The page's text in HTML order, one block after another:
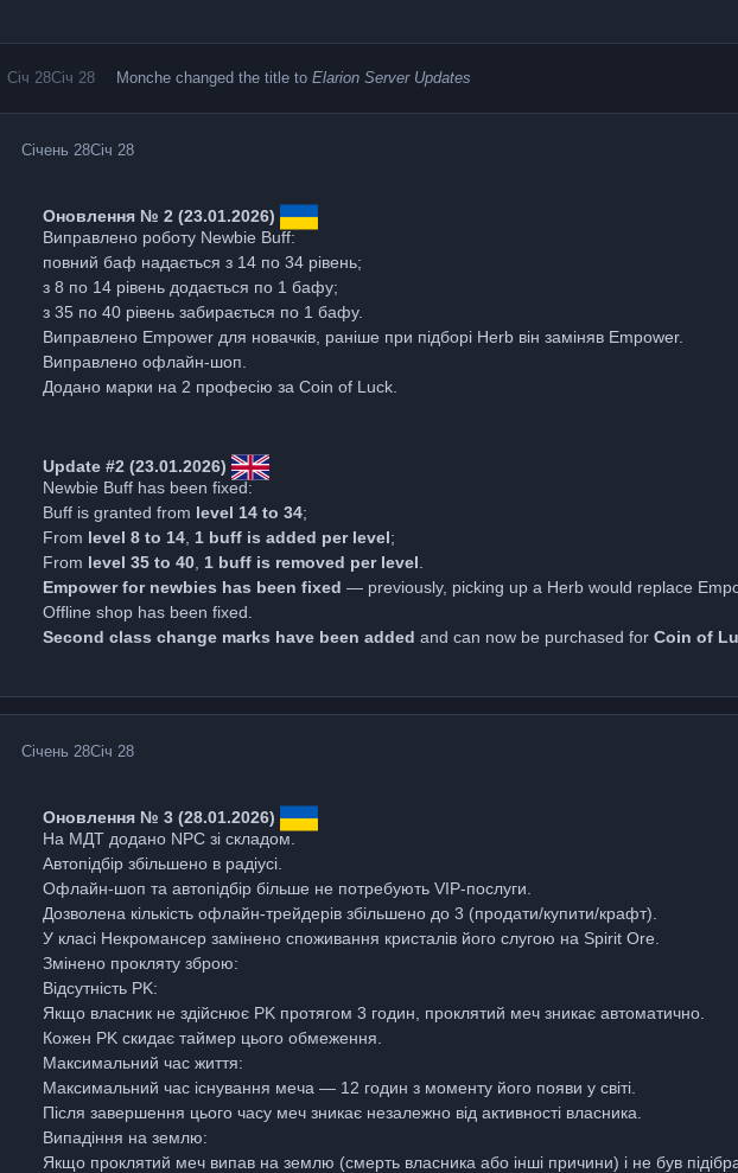
Січ 28Січ 28 Monche changed the title to Elarion Server Updates
Січень 28Січ 28
Оновлення № 2 (23.01.2026)
Виправлено роботу Newbie Buff:
повний баф надається з 14 по 34 рівень;
з 8 по 14 рівень додається по 1 бафу;
з 35 по 40 рівень забирається по 1 бафу.
Виправлено Empower для новачків, раніше при підборі Herb він заміняв Empower.
Виправлено офлайн-шоп.
Додано марки на 2 професію за Coin of Luck.
Update #2 (23.01.2026)
Newbie Buff has been fixed:
Buff is granted from level 14 to 34;
From level 8 to 14 1 buff is added per level;
From level 35 to 40 1 buff is removed per level
Empower for newbies has been fixed — previously, picking up a Herb would replace
Offline shop has been fixed.
Second class change marks have been added and can now be purchased forCoin of
Січень 28Січ 28
Оновлення № 3 (28.01.2026)
На МДТ додано NPC зі складом.
Автопідбір збільшено в радіусі.
Офлайн-шоп та автопідбір більше не потребують VIP-послуги.
Дозволена кількість офлайн-трейдерів збільшено до 3 (продати/купити/крафт).
У класі Некромансер замінено споживання кристалів його слугою на Spirit Ore.
Змінено прокляту зброю:
Відсутність PK:
Якщо власник не здійснює PK протягом 3 годин, проклятий меч зникає автоматично.
Кожен PK скидає таймер цього обмеження.
Максимальний час життя:
Максимальний час існування меча — 12 годин з моменту його появи у світі.
Після завершення цього часу меч зникає незалежно від активності власника.
Випадіння на землю:
Якщо проклятий меч випав на землю (смерть власника або інші причини) і не був